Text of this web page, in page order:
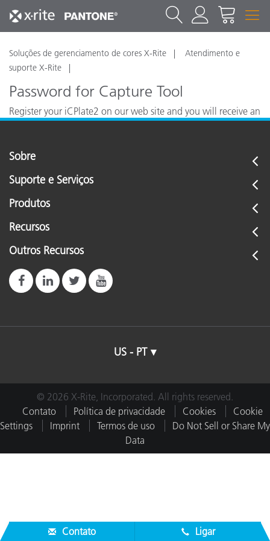
Soluções de gerenciamento de cores X-Rite
Atendimento e
suporte X-Rite
Password for Capture Tool
Register your iCPlate2 on our web site and you will receive an
Sobre
Suporte e Serviços
Produtos
Recursos
Outros Recursos
US - PT
© 2026 X-Rite, Incorporated. All rights reserved.
Contato
Política de privacidade Cookies
Cookie
Settings
Imprint Termos de uso
Do Not Sell or Share My
Data
Contato Ligar